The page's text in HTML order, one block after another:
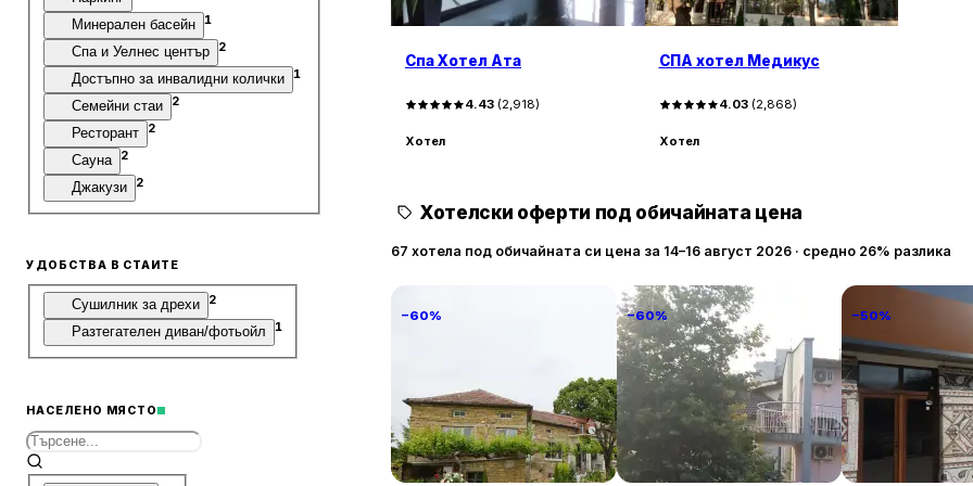
Минерален басейн 1
Спа и Уелнес център 2
Достъпно за инвалидни колички 1
Семейни стаи 2
Ресторант 2
Сауна 2
Джакузи 2
УДОБСТВА В СТАИТЕ
Сушилник за дрехи 2
Разтегателен диван/фотьойл 1
НАСЕЛЕНО МЯСТО
За гостите с електрически автомобили на
Инсталирана е и станция за променлив ток 22 kW с
Спа Хотел Ата
4.43 (2,918)
Хотел
СПА хотел Медикус
4.03(2,868)
Хотел
Хотелски оферти под обичайната цена
67 хотела под обичайната си цена за 14–16 август 2026 · средно 26% разлика
−60%
Villa Vin Santo
−60%
Familia Fantastiko
−50%
ТРАКАРТ-ПАРК